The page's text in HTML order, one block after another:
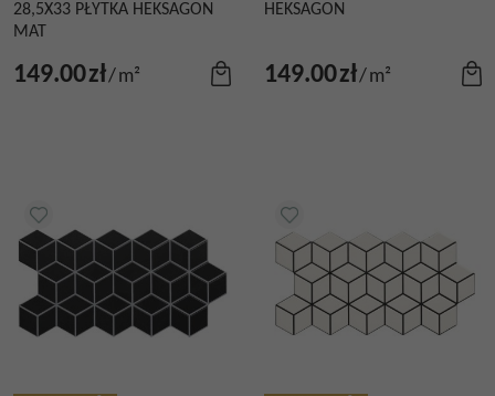
28,5X33 PŁYTKA HEKSAGON
MAT
149.00zł/m²
HEKSAGON
149.00zł/m²